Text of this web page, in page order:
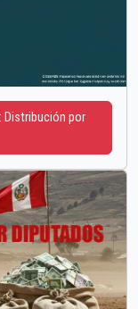
Distribución por